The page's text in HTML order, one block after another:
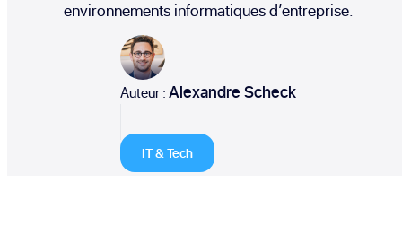
environnements informatiques d’entreprise.
Auteur :Alexandre Scheck
IT & Tech